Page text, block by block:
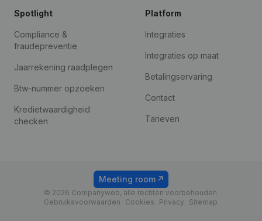
Spotlight
Compliance &
fraudepreventie
Jaarrekening raadplegen
Btw-nummer opzoeken
Kredietwaardigheid
checken
Platform
Integraties
Integraties op maat
Betalingservaring
Contact
Tarieven
© 2026 Companyweb, alle rechten voorbehouden.
Gebruiksvoorwaarden
Cookies Privacy Sitemap
Meeting room